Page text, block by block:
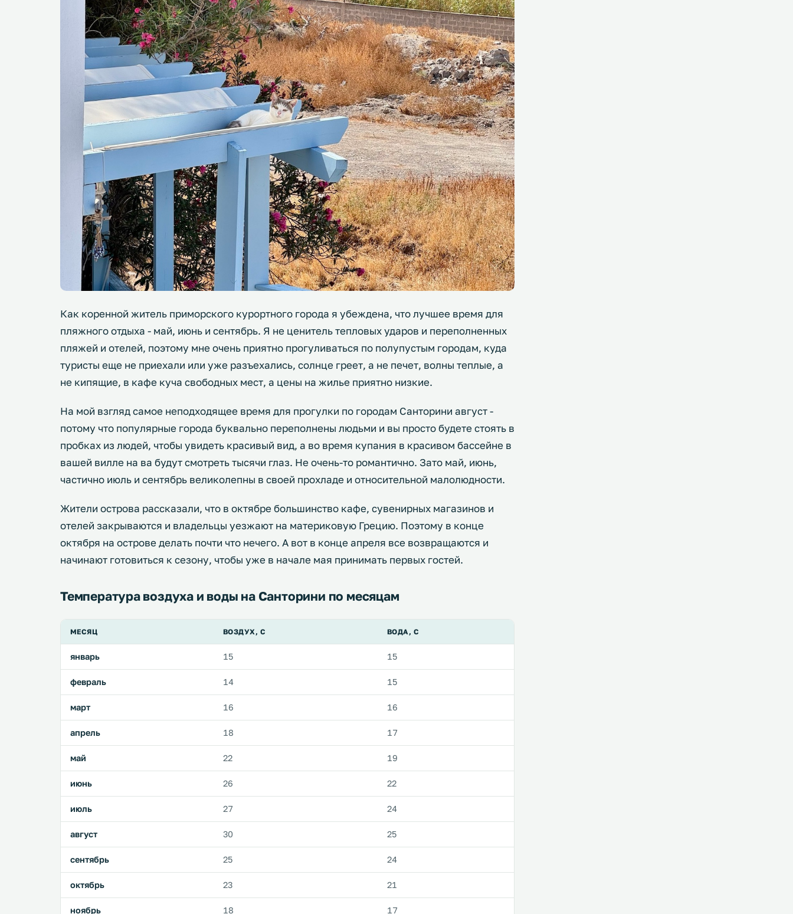
Как коренной житель приморского курортного города я убеждена, что лучшее время для
пляжного отдыха - май, июнь и сентябрь. Я не ценитель тепловых ударов и переполненных
пляжей и отелей, поэтому мне очень приятно прогуливаться по полупустым городам, куда
туристы еще не приехали или уже разъехались, солнце греет, а не печет, волны теплые, а
не кипящие, в кафе куча свободных мест, а цены на жилье приятно низкие.
На мой взгляд самое неподходящее время для прогулки по городам Санторини август -
потому что популярные города буквально переполнены людьми и вы просто будете стоять в
пробках из людей, чтобы увидеть красивый вид, а во время купания в красивом бассейне в
вашей вилле на ва будут смотреть тысячи глаз. Не очень-то романтично. Зато май, июнь,
частично июль и сентябрь великолепны в своей прохладе и относительной малолюдности.
Жители острова рассказали, что в октябре большинство кафе, сувенирных магазинов и
отелей закрываются и владельцы уезжают на материковую Грецию. Поэтому в конце
октября на острове делать почти что нечего. А вот в конце апреля все возвращаются и
начинают готовиться к сезону, чтобы уже в начале мая принимать первых гостей.
Температура воздуха и воды на Санторини по месяцам
МЕСЯЦ ВОЗДУХ, С ВОДА, С
январь 15 15
февраль 14 15
март 16 16
апрель 18 17
май 22 19
июнь 26 22
июль 27 24
август 30 25
сентябрь 25 24
октябрь 23 21
ноябрь 18 17